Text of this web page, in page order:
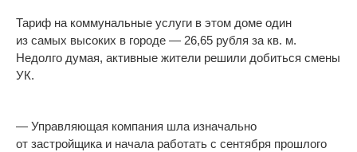
Тариф на коммунальные услуги в этом доме один
из самых высоких в городе — 26,65 рубля за кв. м.
Недолго думая, активные жители решили добиться смены
УК.
— Управляющая компания шла изначально
от застройщика и начала работать с сентября прошлого